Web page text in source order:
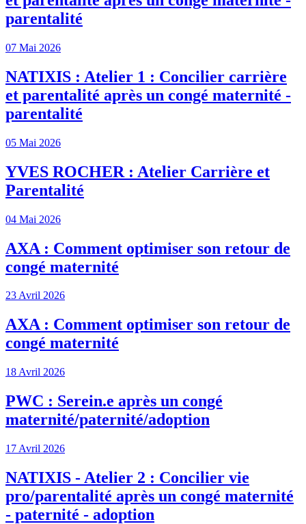
parentalité
07 Mai 2026
NATIXIS : Atelier 1 : Concilier carrière
et parentalité après un congé maternité -
parentalité
05 Mai 2026
YVES ROCHER : Atelier Carrière et
Parentalité
04 Mai 2026
AXA : Comment optimiser son retour de
congé maternité
23 Avril 2026
AXA : Comment optimiser son retour de
congé maternité
18 Avril 2026
PWC : Serein.e après un congé
maternité/paternité/adoption
17 Avril 2026
NATIXIS - Atelier 2 : Concilier vie
pro/parentalité après un congé maternité
- paternité - adoption